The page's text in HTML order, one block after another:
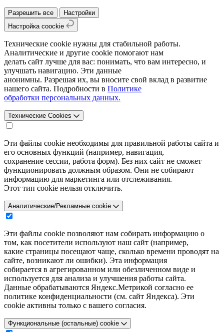
Разрешить все
Настройки
Настройка coockie
Технические cookie нужны для стабильной работы.
Аналитические и другие cookie помогают нам
делать сайт лучше для вас: понимать, что вам интересно, и
улучшать навигацию. Эти данные
анонимны. Разрешая их, вы вносите свой вклад в развитие
нашего сайта. Подробности в Политике
обработки персональных данных.
Технические Cookies
Эти файлы cookie необходимы для правильной работы сайта и
его основных функций (например, навигация,
сохранение сессии, работа форм). Без них сайт не сможет
функционировать должным образом. Они не собирают
информацию для маркетинга или отслеживания.
Этот тип cookie нельзя отключить.
Аналитические/Рекламные cookie
Эти файлы cookie позволяют нам собирать информацию о
том, как посетители используют наш сайт (например,
какие страницы посещают чаще, сколько времени проводят на
сайте, возникают ли ошибки). Эта информация
собирается в агрегированном или обезличенном виде и
используется для анализа и улучшения работы сайта.
Данные обрабатываются Яндекс.Метрикой согласно ее
политике конфиденциальности (см. сайт Яндекса). Эти
cookie активны только с вашего согласия.
Функциональные (остальные) cookie